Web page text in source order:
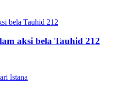
aksi bela Tauhid 212